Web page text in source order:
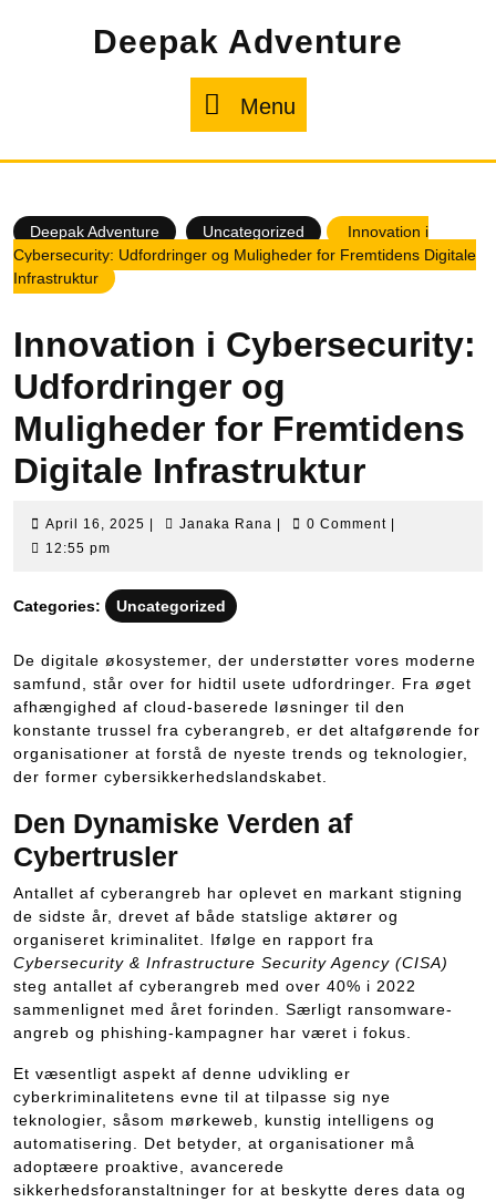
Deepak Adventure
Menu
Deepak Adventure Uncategorized
Innovation i
Cybersecurity: Udfordringer og Muligheder for Fremtidens Digitale
Infrastruktur
Innovation i Cybersecurity:
Udfordringer og
Muligheder for Fremtidens
Digitale Infrastruktur
April 16, 2025 AprilJanaka Rana Janaka0 Comment
12:55 pm
Categories: Uncategorized
De digitale økosystemer, der understøtter vores moderne
samfund, står over for hidtil usete udfordringer. Fra øget
afhængighed af cloud-baserede løsninger til den
konstante trussel fra cyberangreb, er det altafgørende for
organisationer at forstå de nyeste trends og teknologier,
der former cybersikkerhedslandskabet.
Den Dynamiske Verden af
Cybertrusler
Antallet af cyberangreb har oplevet en markant stigning
de sidste år, drevet af både statslige aktører og
organiseret kriminalitet. Ifølge en rapport fra
Cybersecurity & Infrastructure Security Agency (CISA)
steg antallet af cyberangreb med over 40% i 2022
sammenlignet med året forinden. Særligt ransomware-
angreb og phishing-kampagner har været i fokus.
Et væsentligt aspekt af denne udvikling er
cyberkriminalitetens evne til at tilpasse sig nye
teknologier, såsom mørkeweb, kunstig intelligens og
automatisering. Det betyder, at organisationer må
adoptæere proaktive, avancerede
sikkerhedsforanstaltninger for at beskytte deres data og